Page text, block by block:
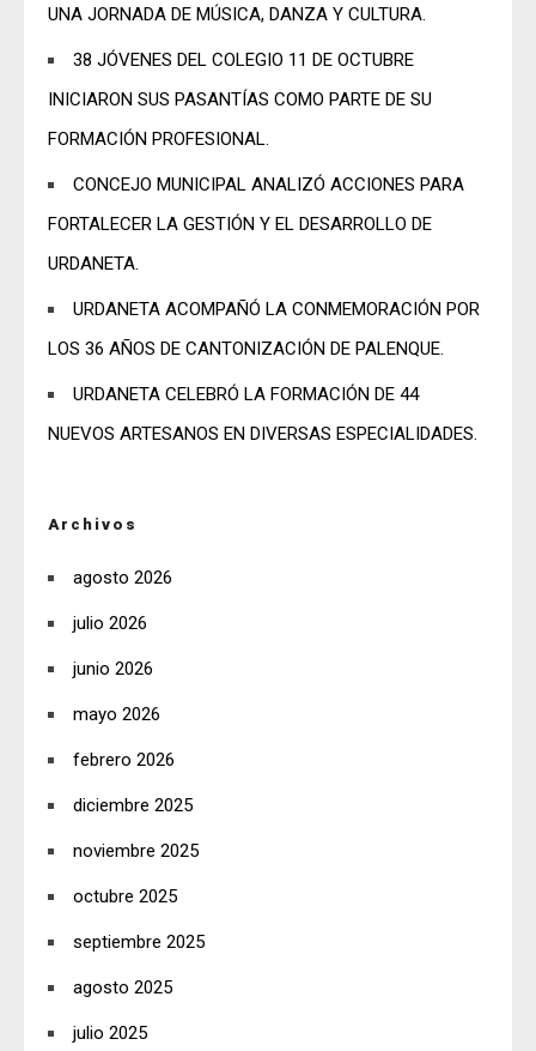
UNA JORNADA DE MÚSICA, DANZA Y CULTURA.
38 JÓVENES DEL COLEGIO 11 DE OCTUBRE
INICIARON SUS PASANTÍAS COMO PARTE DE SU
FORMACIÓN PROFESIONAL.
CONCEJO MUNICIPAL ANALIZÓ ACCIONES PARA
FORTALECER LA GESTIÓN Y EL DESARROLLO DE
URDANETA.
URDANETA ACOMPAÑÓ LA CONMEMORACIÓN POR
LOS 36 AÑOS DE CANTONIZACIÓN DE PALENQUE.
URDANETA CELEBRÓ LA FORMACIÓN DE 44
NUEVOS ARTESANOS EN DIVERSAS ESPECIALIDADES.
Archivos
agosto 2026
julio 2026
junio 2026
mayo 2026
febrero 2026
diciembre 2025
noviembre 2025
octubre 2025
septiembre 2025
agosto 2025
julio 2025